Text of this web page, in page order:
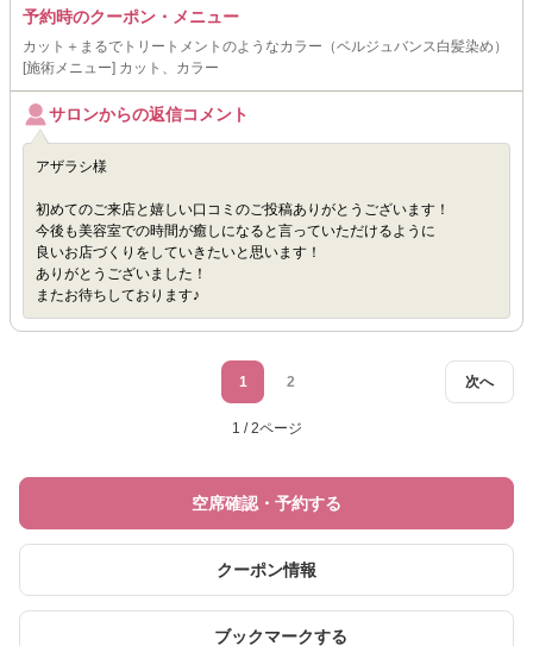
予約時のクーポン・メニュー
カット＋まるでトリートメントのようなカラー（ベルジュバンス白髪染め）
[施術メニュー] カット、カラー
サロンからの返信コメント
アザラシ様
初めてのご来店と嬉しい口コミのご投稿ありがとうございます！
今後も美容室での時間が癒しになると言っていただけるように
良いお店づくりをしていきたいと思います！
ありがとうございました！
またお待ちしております♪
次へ
1 2
1 / 2ページ
空席確認・予約する
クーポン情報
ブックマークする